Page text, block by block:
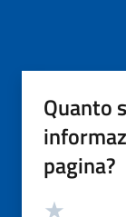
Quanto
pagina?
Valutazione